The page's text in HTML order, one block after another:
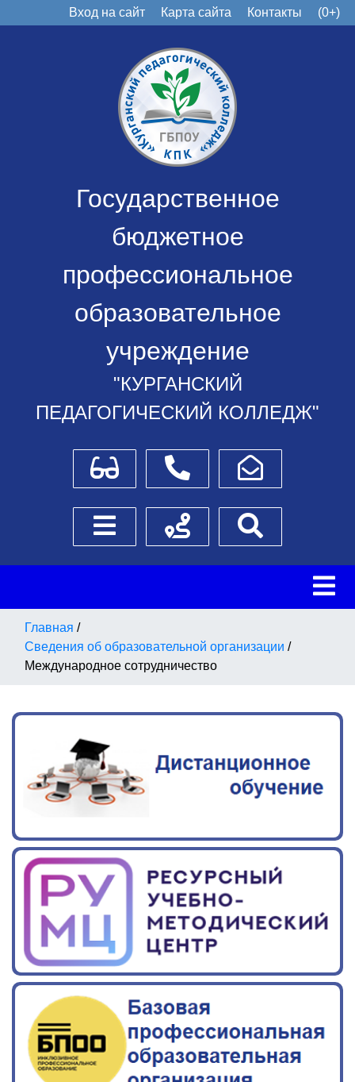
Вход на сайт Карта сайта Контакты (0+)
Государственное
бюджетное
профессиональное
образовательное
учреждение
"КУРГАНСКИЙ
ПЕДАГОГИЧЕСКИЙ КОЛЛЕДЖ"
Для слабовидящихТелефоныНаписать обращение
Боковое менюСхема проезда
Главная /
Сведения об образовательной организации /
Международное сотрудничество